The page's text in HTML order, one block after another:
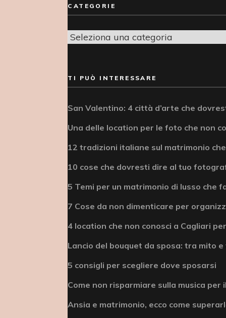
CATEGORIE
Categorie
TI PUÒ INTERESSARE
San Valentino: 4 città d’arte che
Una delle location per le foto che non
12 tradizioni italiane sul matrimonio
10 cose che dovresti dire al tuo
5 Temi per un matrimonio di lusso che
7 Cose da non dimenticare per
4 location che non conosci a Cagliari
Lancio del bouquet da sposa: tra mito e
5 consigli per scegliere dove sposarsi
Come non risparmiare sulla musica per
Ansia e matrimonio, ecco come